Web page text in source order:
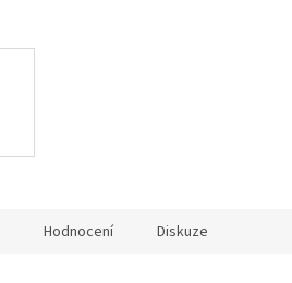
Hodnocení Diskuze